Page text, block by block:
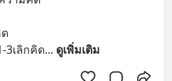
3เลิกคิด... ดูเพิ่มเติม